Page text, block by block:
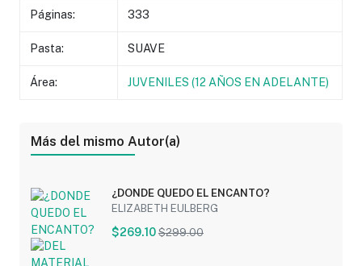
Páginas: 333
Pasta: SUAVE
Área: JUVENILES (12 AÑOS EN ADELANTE)
Más del mismo Autor(a)
¿DONDE QUEDO EL ENCANTO?
ELIZABETH EULBERG
$269.10 $299.00